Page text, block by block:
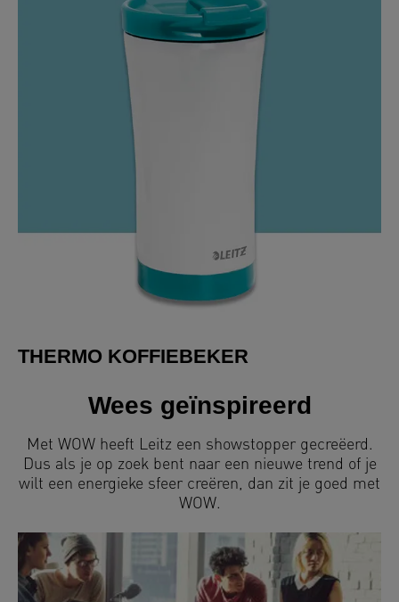
THERMO KOFFIEBEKER
Wees geïnspireerd
Met WOW heeft Leitz een showstopper gecreëerd.
Dus als je op zoek bent naar een nieuwe trend of je
wilt een energieke sfeer creëren, dan zit je goed met
WOW.